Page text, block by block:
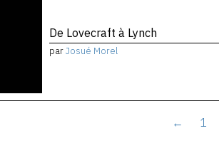
De Lovecraft à Lynch
parJosué Morel
← 1